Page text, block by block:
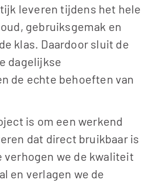
leveren tijdens het hele
gebruiksgemak en
klas. Daardoor sluit de
dagelijkse
de echte behoeften van
is om een werkend
dat direct bruikbaar is
verhogen we de kwaliteit
en verlagen we de